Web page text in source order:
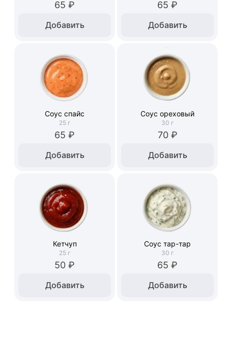
65 ₽
Добавить
65 ₽
Добавить
Соус спайс
25г
65 ₽
Добавить
Соус ореховый
30 г
70 ₽
Добавить
Кетчуп
25г
50 ₽
Добавить
Соус тар-тар
30 г
65 ₽
Добавить